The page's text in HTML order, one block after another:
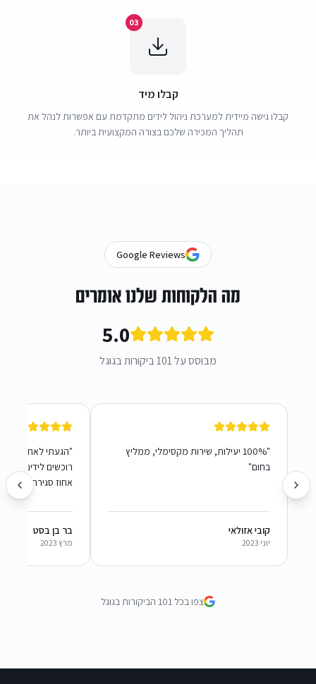
03
קבלו מיד
קבלו גישה מיידית למערכת ניהול לידים מתקדמת עם אפשרות לנהל את
תהליך המכירה שלכם בצורה המקצועית ביותר.
Google Reviews
מה הלקוחות שלנו אומרים
5.0
מבוסס על 101 ביקורות בגוגל
"
100% יעילות, שירות מקסימלי, ממליץ
בחום"
קובי אזולאי
יוני 2023
"הגעתי לאחר
רוכשים לידים
אחוז סגירה
בר בן בסט
מרץ 2023
צפו בכל 101 הביקורות בגוגל